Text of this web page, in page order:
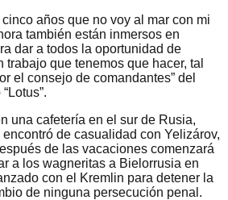
años que no voy al mar con mi
también están inmersos en
dar a todos la oportunidad de
que tenemos que hacer, tal
el consejo de comandantes” del
una cafetería en el sur de Rusia,
de casualidad con Yelizárov,
de las vacaciones comenzará
a los wagneritas a Bielorrusia en
con el Kremlin para detener la
de ninguna persecución penal.